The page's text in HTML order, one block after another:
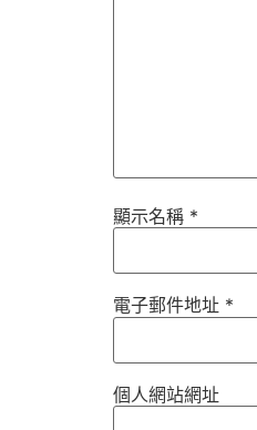
顯示名稱 *
電子郵件地址 *
個人網站網址